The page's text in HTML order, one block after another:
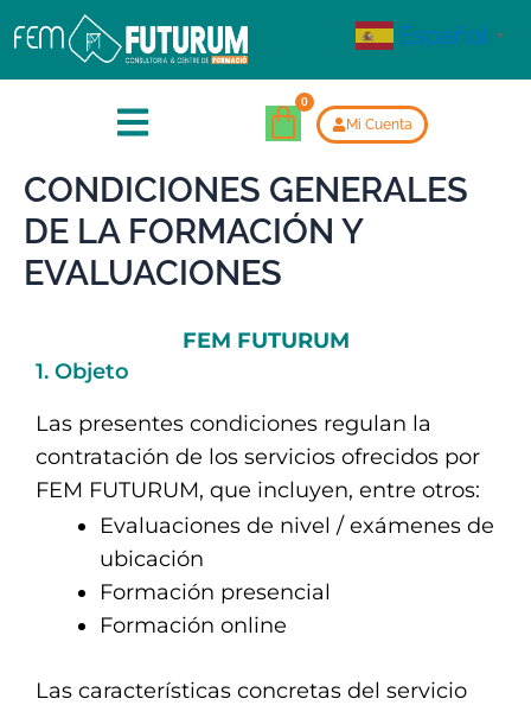
Mi Cuenta
CONDICIONES GENERALES
DE LA FORMACIÓN Y
EVALUACIONES
FEM FUTURUM
1. Objeto
Las presentes condiciones regulan la
contratación de los servicios ofrecidos por
FEM FUTURUM, que incluyen, entre otros:
Evaluaciones de nivel / exámenes de
ubicación
Formación presencial
Formación online
Las características concretas del servicio
Español ▼